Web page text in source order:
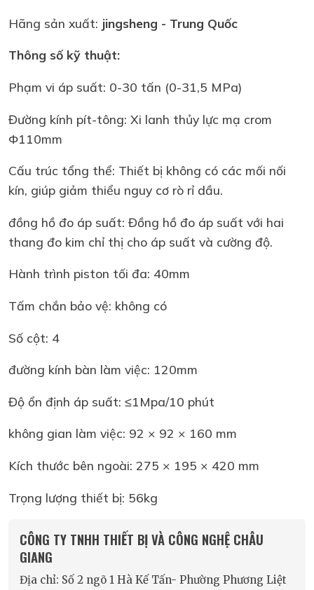
Hãng sản xuất: jingsheng - Trung Quốc
Thông số kỹ thuật:
Phạm vi áp suất: 0-30 tấn (0-31,5 MPa)
Đường kính pít-tông: Xi lanh thủy lực mạ crom
Φ110mm
Cấu trúc tổng thể: Thiết bị không có các mối nối
kín, giúp giảm thiểu nguy cơ rò rỉ dầu.
đồng hồ đo áp suất: Đồng hồ đo áp suất với hai
thang đo kim chỉ thị cho áp suất và cường độ.
Hành trình piston tối đa: 40mm
Tấm chắn bảo vệ: không có
Số cột: 4
đường kính bàn làm việc: 120mm
Độ ổn định áp suất: ≤1Mpa/10 phút
không gian làm việc: 92 × 92 × 160 mm
Kích thước bên ngoài: 275 × 195 × 420 mm
Trọng lượng thiết bị: 56kg
CÔNG TY TNHH THIẾT BỊ VÀ CÔNG NGHỆ CHÂU
GIANG
Địa chỉ: Số 2 ngõ 1 Hà Kế Tấn- Phường Phương Liệt